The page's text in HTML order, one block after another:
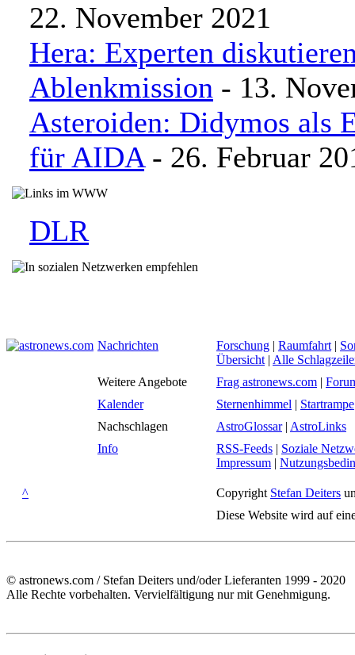
22. November 2021
Hera: Experten
Ablenkmission - 13.
Asteroiden: Didymos als
für AIDA- 26. Februar
DLR
Nachrichten Forschung | Raumfahrt |
Übersicht | Alle
Weitere Angebote
Frag astronews.com |
Kalender
Sternenhimmel | Startrampe
Nachschlagen
AstroGlossar| AstroLinks
Info
RSS-Feeds | Soziale
Impressum |
^ Copyright Stefan Deiters
Diese Website wird auf
© astronews.com / Stefan Deiters und/oder Lieferanten 1999 - 2020
Alle Rechte vorbehalten. Vervielfältigung nur mit Genehmigung.